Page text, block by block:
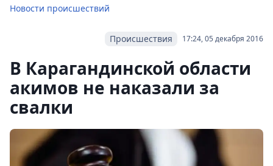
Новости происшествий
17:24, 05 декабря 2016
Происшествия
В Карагандинской области
акимов не наказали за
свалки